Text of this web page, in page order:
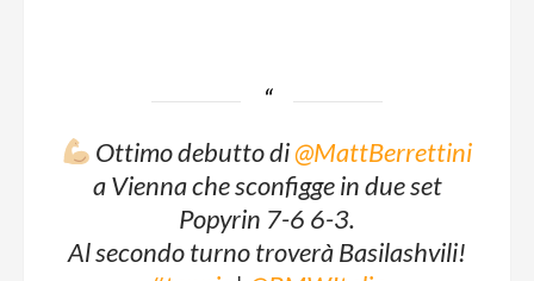
Ottimo debutto di@MattBerrettini
a Vienna che sconfigge in due set
Popyrin 7-6 6-3.
Al secondo turno troverà Basilashvili!